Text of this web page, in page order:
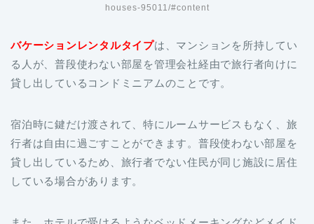
houses-95011/#content
バケーションレンタルタイプは、マンションを所持してい
る人が、普段使わない部屋を管理会社経由で旅行者向けに
貸し出しているコンドミニアムのことです。
宿泊時に鍵だけ渡されて、特にルームサービスもなく、旅
行者は自由に過ごすことができます。普段使わない部屋を
貸し出しているため、旅行者でない住民が同じ施設に居住
している場合があります。